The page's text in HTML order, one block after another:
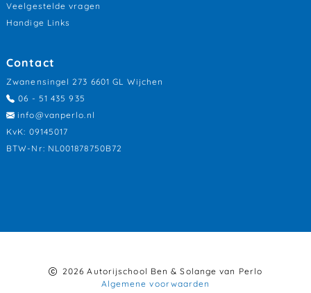
Veelgestelde vragen
Handige Links
Contact
Zwanensingel 273 6601 GL Wijchen
06 - 51 435 935
info@vanperlo.nl
KvK: 09145017
BTW-Nr: NL001878750B72
2026 Autorijschool Ben & Solange van Perlo
Algemene voorwaarden